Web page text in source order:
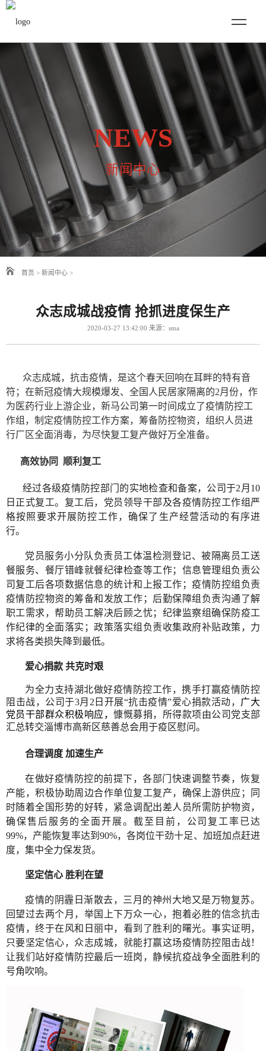
NEWS
新闻中心
首页 > 新闻中心 >
众志成城战疫情 抢抓进度保生产
2020-03-27 13:42:00 来源：sma
众志成城，抗击疫情，是这个春天回响在耳畔的特有音
符；在新冠疫情大规模爆发、全国人民居家隔离的2月份，作
为医药行业上游企业，新马公司第一时间成立了疫情防控工
作组，制定疫情防控工作方案，筹备防控物资，组织人员进
行厂区全面消毒，为尽快复工复产做好万全准备。
高效协同 顺利复工
经过各级疫情防控部门的实地检查和备案，公司于2月10
日正式复工。复工后，党员领导干部及各疫情防控工作组严
格按照要求开展防控工作，确保了生产经营活动的有序进
行。
党员服务小分队负责员工体温检测登记、被隔离员工送
餐服务、餐厅错峰就餐纪律检查等工作；信息管理组负责公
司复工后各项数据信息的统计和上报工作；疫情防控组负责
疫情防控物资的筹备和发放工作；后勤保障组负责沟通了解
职工需求，帮助员工解决后顾之忧；纪律监察组确保防疫工
作纪律的全面落实；政策落实组负责收集政府补贴政策，力
求将各类损失降到最低。
爱心捐款 共克时艰
为全力支持湖北做好疫情防控工作，携手打赢疫情防控
阻击战，公司于3月2日开展“抗击疫情”爱心捐款活动， 广大
党员干部群众积极响应，慷慨募捐，所得款项由公司党支部
汇总转交淄博市高新区慈善总会用于疫区慰问。
合理调度 加速生产
在做好疫情防控的前提下，各部门快速调整节奏，恢复
产能，积极协助周边合作单位复工复产，确保上游供应；同
时随着全国形势的好转，紧急调配出差人员所需防护物资，
确保售后服务的全面开展。截至目前，公司复工率已达
99%，产能恢复率达到90%，各岗位干劲十足、加班加点赶进
度，集中全力保发货。
坚定信心 胜利在望
疫情的阴霾日渐散去，三月的神州大地又是万物复苏。
回望过去两个月，举国上下万众一心，抱着必胜的信念抗击
疫情，终于在风和日丽中，看到了胜利的曙光。事实证明，
只要坚定信心，众志成城，就能打赢这场疫情防控阻击战！
让我们站好疫情防控最后一班岗，静候抗疫战争全面胜利的
号角吹响。